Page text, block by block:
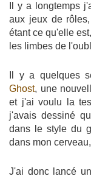
Il y a longtemps
aux jeux de rôles,
étant ce qu'elle
les limbes de
Il y a quelques
Ghost, une
et j'ai voulu la
j'avais dessiné
dans le style du
dans mon
J'ai donc lancé